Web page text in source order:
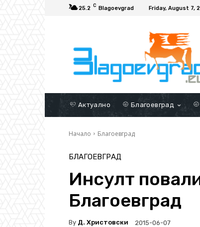
25.2 C Blagoevgrad Friday, August 7,
Актуално Благоевград
Начало Благоевград
БЛАГОЕВГРАД
Инсулт
Благоевград
By Д. Христовски 2015-06-07